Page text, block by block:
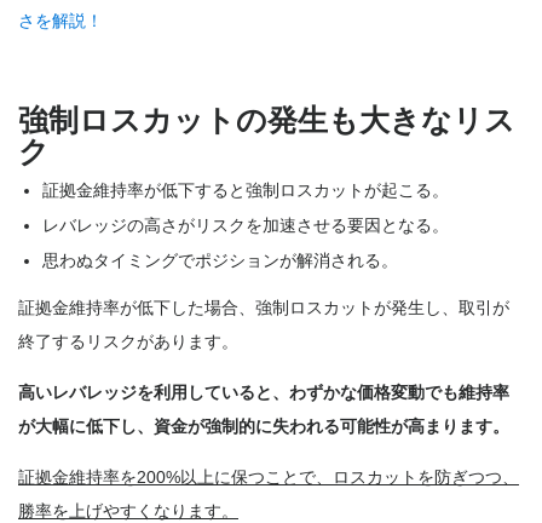
さを解説！
強制ロスカットの発生も大きなリス
ク
証拠金維持率が低下すると強制ロスカットが起こる。
レバレッジの高さがリスクを加速させる要因となる。
思わぬタイミングでポジションが解消される。
証拠金維持率が低下した場合、強制ロスカットが発生し、取引が
終了するリスクがあります。
高いレバレッジを利用していると、わずかな価格変動でも維持率
が大幅に低下し、資金が強制的に失われる可能性が高まります。
証拠金維持率を200%以上に保つことで、ロスカットを防ぎつつ、
勝率を上げやすくなります。